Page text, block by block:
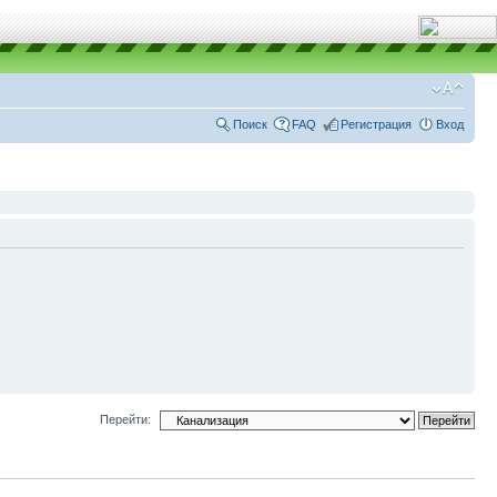
Поиск FAQ Регистрация Вход
Перейти: